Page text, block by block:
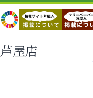
屋店